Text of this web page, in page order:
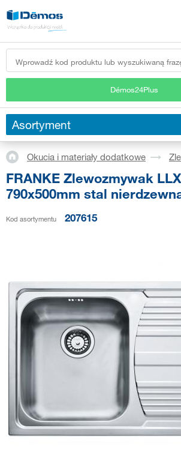
Démos24Plus
Asortyment
Okucia i materiały dodatkowe
FRANKE Zlewozmywak
790x500mm stal
Kod asortymentu 207615